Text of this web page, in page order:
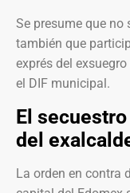
Se presume que
también que
exprés del
el DIF municipal.
El
del
La orden en contra